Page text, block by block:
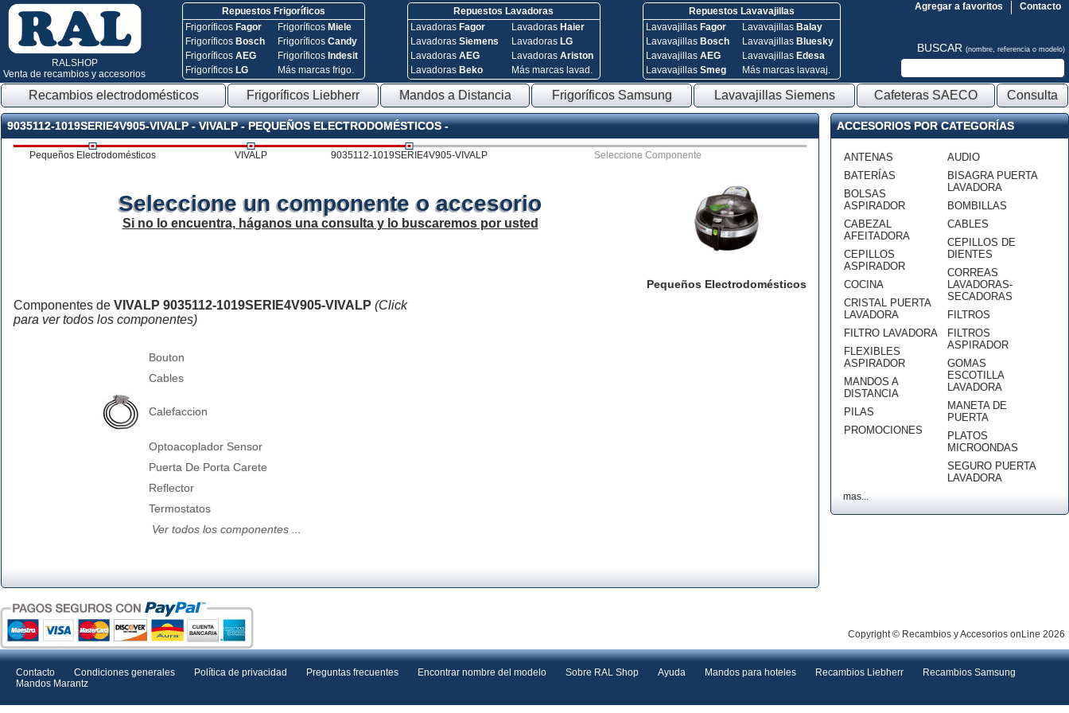
RALSHOP
Venta de recambios y accesorios
Repuestos Frigoríficos
Frigoríficos Fagor
Frigoríficos Bosch
FrigoríficosAEG
Frigoríficos LG
Frigoríficos Miele
FrigoríficosCandy
Frigoríficos Indesit
Más marcas frigo.
Repuestos Lavadoras
Lavadoras Fagor
Lavadoras Siemens
Lavadoras AEG
Lavadoras Beko
Lavadoras Haier
Lavadoras LG
Lavadoras Ariston
Más marcas lavad.
Repuestos Lavavajillas
Lavavajillas Fagor
Lavavajillas Bosch
Lavavajillas AEG
Lavavajillas Smeg
Lavavajillas Balay
Lavavajillas Bluesky
Lavavajillas Edesa
Más marcas lavavaj.
Contacto
Agregar a favoritos
BUSCAR (nombre, referencia o modelo)
Recambios electrodomésticos Frigoríficos Liebherr Mandos a Distancia Frigoríficos Samsung Lavavajillas Siemens Cafeteras SAECO Consulta
9035112-1019SERIE4V905-VIVALP - VIVALP - PEQUEÑOS ELECTRODOMÉSTICOS -
Pequeños Electrodomésticos VIVALP 9035112-1019SERIE4V905-VIVALP Seleccione Componente
Pequeños Electrodomésticos
Seleccione un componente o accesorio
Si no lo encuentra, háganos una consulta y lo buscaremos por usted
Componentes de VIVALP 9035112-1019SERIE4V905-VIVALP (Click
para ver todos los componentes)
Bouton
Cables
Calefaccion
Optoacoplador Sensor
Puerta De Porta Carete
Reflector
Termostatos
Ver todos los componentes ...
ACCESORIOS POR CATEGORÍAS
ANTENAS
BATERÍAS
BOLSAS
ASPIRADOR
CABEZAL
AFEITADORA
CEPILLOS
ASPIRADOR
COCINA
CRISTAL PUERTA
LAVADORA
FILTRO LAVADORA
FLEXIBLES
ASPIRADOR
MANDOS A
DISTANCIA
PILAS
PROMOCIONES
AUDIO
BISAGRA PUERTA
LAVADORA
BOMBILLAS
CABLES
CEPILLOS DE
DIENTES
CORREAS
LAVADORAS-
SECADORAS
FILTROS
FILTROS
ASPIRADOR
GOMAS
ESCOTILLA
LAVADORA
MANETA DE
PUERTA
PLATOS
MICROONDAS
SEGURO PUERTA
LAVADORA
mas...
Copyright © Recambios y Accesorios onLine 2026
Contacto Condiciones generales Política de privacidad Preguntas frecuentes Encontrar nombre del modelo Sobre RAL Shop Ayuda Mandos para hoteles Recambios Liebherr
Recambios Samsung
Mandos Marantz